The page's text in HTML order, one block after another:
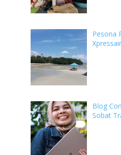
Pesona
Blog
Sobat